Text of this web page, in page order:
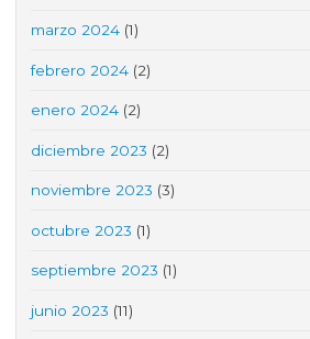
marzo 2024 (1)
febrero 2024 (2)
enero 2024 (2)
diciembre 2023 (2)
noviembre 2023 (3)
octubre 2023 (1)
septiembre 2023 (1)
junio 2023 (11)